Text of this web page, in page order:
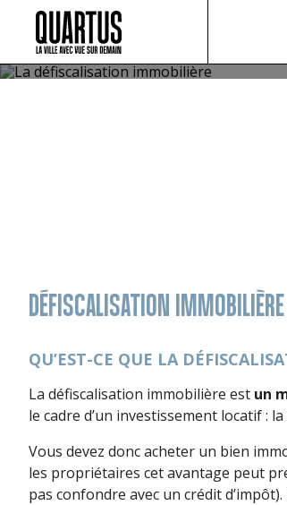
LA DÉFISCALISATION
DÉFISCALISATION
QU’EST-CE QUE LA
La défiscalisation immobilière est un
le cadre d’un investissement locatif :
Vous devez donc acheter un bien
les propriétaires cet avantage peut
pas confondre avec un crédit